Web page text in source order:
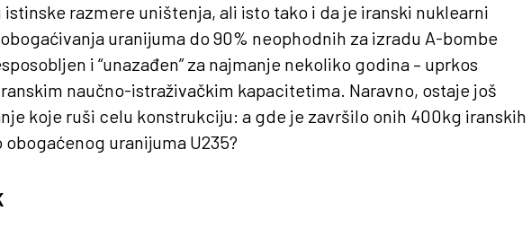
istinske razmere uništenja, ali isto tako i da je iranski nuklearni
uranijuma do 90% neophodnih za izradu A-bombe
i “unazađen” za najmanje nekoliko godina – uprkos
naučno-istraživačkim kapacitetima. Naravno, ostaje još
koje ruši celu konstrukciju: a gde je završilo onih 400kg iranskih
uranijuma U235?